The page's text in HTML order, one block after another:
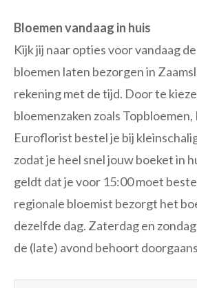
Bloemen vandaag in huis
Kijk jij naar opties voor vandaag
bloemen laten bezorgen in
rekening met de tijd. Door te
bloemenzaken zoals
Euroflorist bestel je bij
zodat je heel snel jouw boeket in
geldt dat je voor 15:00 moet
regionale bloemist bezorgt het
dezelfde dag. Zaterdag en
de (late) avond behoort